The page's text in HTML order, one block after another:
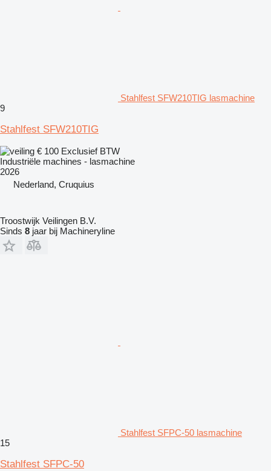
Stahlfest SFW210TIG lasmachine
9
Stahlfest SFW210TIG
€ 100 Exclusief BTW
Industriële machines - lasmachine
2026
Nederland, Cruquius
Troostwijk Veilingen B.V.
Sinds 8 jaar bij Machineryline
Stahlfest SFPC-50 lasmachine
15
Stahlfest SFPC-50